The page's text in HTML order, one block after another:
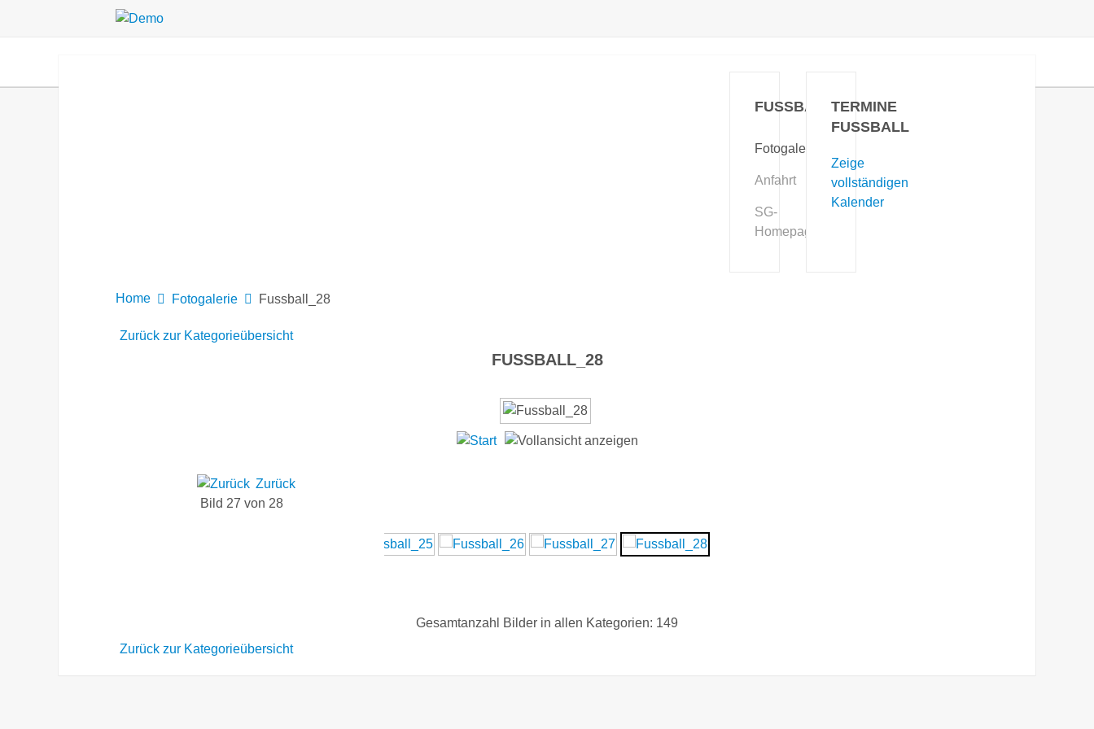
FUSSBALL
Fotogalerie
Anfahrt
SG-
Homepage
TERMINE
FUSSBALL
Zeige
vollständigen
Kalender
Home Fotogalerie Fussball_28
Zurück zur Kategorieübersicht
FUSSBALL_28
Zurück
Bild 27 von 28
Gesamtanzahl Bilder in allen Kategorien: 149
Zurück zur Kategorieübersicht